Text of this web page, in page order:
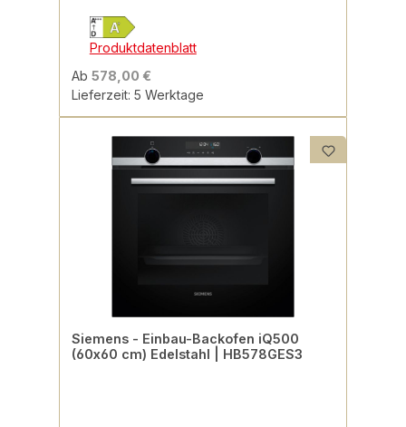
Produktdatenblatt
Ab 578,00 €
Lieferzeit: 5 Werktage
Siemens - Einbau-Backofen iQ500
(60x60 cm) Edelstahl | HB578GES3